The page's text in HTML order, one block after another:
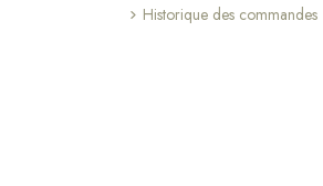
Historique des commandes